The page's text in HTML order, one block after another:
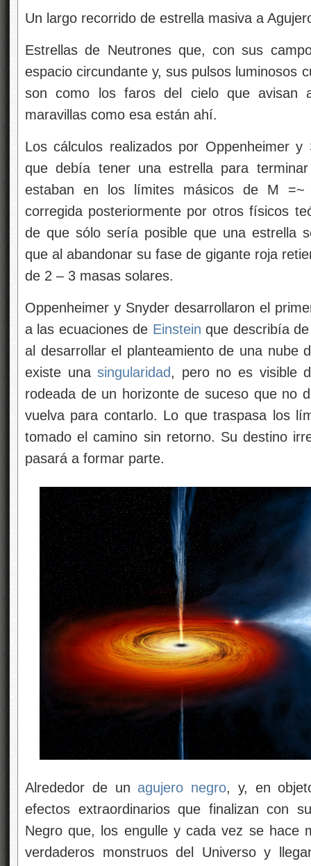
Un largo recorrido de estrella masiva a
Estrellas de Neutrones que, con sus
espacio circundante y, sus pulsos luminosos
son como los faros del cielo que avisan
maravillas como esa están ahí.
Los cálculos realizados por Oppenheimer
que debía tener una estrella para
estaban en los límites másicos de M =~
corregida posteriormente por otros físicos
de que sólo sería posible que una estrella
que al abandonar su fase de gigante roja
de 2 – 3 masas solares.
Oppenheimer y Snyder desarrollaron el
a las ecuaciones de Einstein que describía
al desarrollar el planteamiento de una nube
existe unasingularidad, pero no es visible
rodeada de un horizonte de suceso que no
vuelva para contarlo. Lo que traspasa los
tomado el camino sin retorno. Su destino
pasará a formar parte.
Alrededor de un agujero negro, y, en
efectos extraordinarios que finalizan con
Negro que, los engulle y cada vez se hace
verdaderos monstruos del Universo y